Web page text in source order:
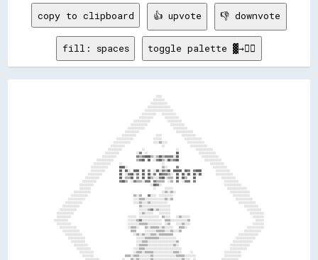
copy to clipboard 👍 upvote 👎 downvote
fill: spaces toggle palette ▓→✊🏽